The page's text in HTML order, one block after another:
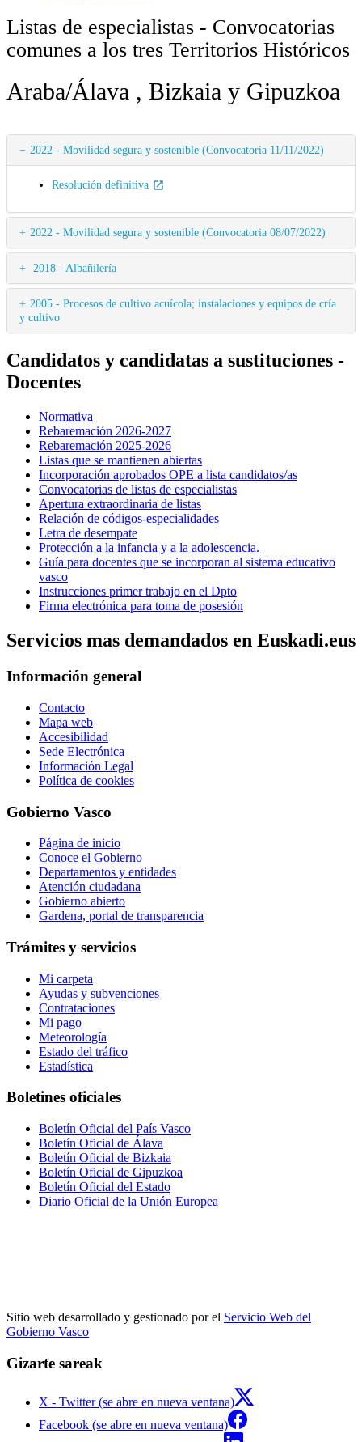
Listas de especialistas - Convocatorias
comunes a los tres Territorios Históricos
Araba/Álava , Bizkaia y Gipuzkoa
2022 - Movilidad segura y sostenible (Convocatoria 11/11/2022)
Resolución definitiva
2022 - Movilidad segura y sostenible (Convocatoria 08/07/2022)
2018 - Albañilería
2005 - Procesos de cultivo acuícola; instalaciones y equipos de cría
y cultivo
Candidatos y candidatas a sustituciones -
Docentes
Normativa
Rebaremación 2026-2027
Rebaremación 2025-2026
Listas que se mantienen abiertas
Incorporación aprobados OPE a lista candidatos/as
Convocatorias de listas de especialistas
Apertura extraordinaria de listas
Relación de códigos-especialidades
Letra de desempate
Protección a la infancia y a la adolescencia.
Guía para docentes que se incorporan al sistema educativo
vasco
Instrucciones primer trabajo en el Dpto
Firma electrónica para toma de posesión
Servicios mas demandados en Euskadi.eus
Información general
Contacto
Mapa web
Accesibilidad
Sede Electrónica
Información Legal
Política de cookies
Gobierno Vasco
Página de inicio
Conoce el Gobierno
Departamentos y entidades
Atención ciudadana
Gobierno abierto
Gardena, portal de transparencia
Trámites y servicios
Mi carpeta
Ayudas y subvenciones
Contrataciones
Mi pago
Meteorología
Estado del tráfico
Estadística
Boletines oficiales
Boletín Oficial del País Vasco
Boletín Oficial de Álava
Boletín Oficial de Bizkaia
Boletín Oficial de Gipuzkoa
Boletín Oficial del Estado
Diario Oficial de la Unión Europea
Sitio web desarrollado y gestionado por el Servicio Web del
Gobierno Vasco
Gizarte sareak
X - Twitter (se abre en nueva ventana)
Facebook (se abre en nueva ventana)